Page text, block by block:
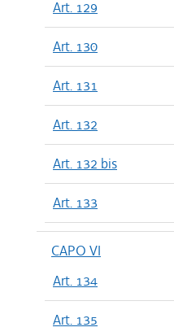
Art. 129
Art. 130
Art. 131
Art. 132
Art. 132 bis
Art. 133
CAPO VI
Art. 134
Art. 135